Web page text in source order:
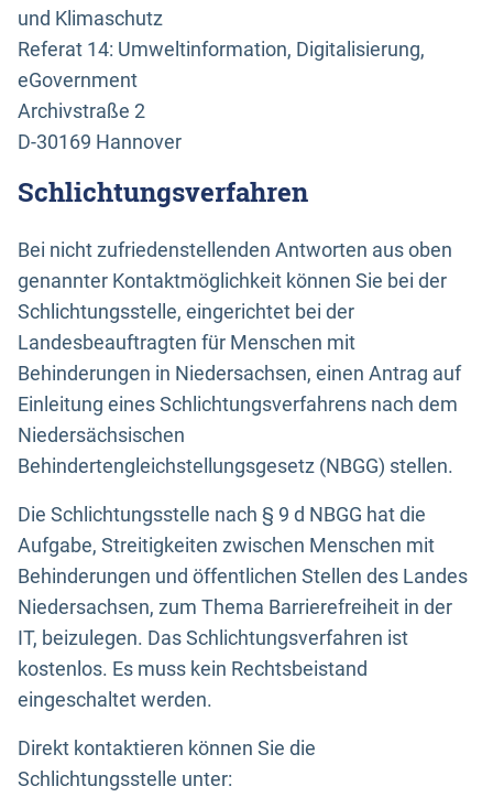
und Klimaschutz
Referat 14: Umweltinformation, Digitalisierung,
eGovernment
Archivstraße 2
D-30169 Hannover
Schlichtungsverfahren
Bei nicht zufriedenstellenden Antworten aus oben
genannter Kontaktmöglichkeit können Sie bei der
Schlichtungsstelle, eingerichtet bei der
Landesbeauftragten für Menschen mit
Behinderungen in Niedersachsen, einen Antrag auf
Einleitung eines Schlichtungsverfahrens nach dem
Niedersächsischen
Behindertengleichstellungsgesetz (NBGG) stellen.
Die Schlichtungsstelle nach § 9 d NBGG hat die
Aufgabe, Streitigkeiten zwischen Menschen mit
Behinderungen und öffentlichen Stellen des Landes
Niedersachsen, zum Thema Barrierefreiheit in der
IT, beizulegen. Das Schlichtungsverfahren ist
kostenlos. Es muss kein Rechtsbeistand
eingeschaltet werden.
Direkt kontaktieren können Sie die
Schlichtungsstelle unter: